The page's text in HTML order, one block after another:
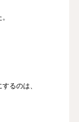
るのは、